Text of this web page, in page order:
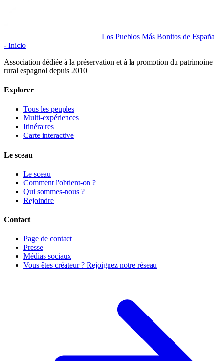
Los Pueblos Más Bonitos de España
- Inicio
Association dédiée à la préservation et à la promotion du patrimoine
rural espagnol depuis 2010.
Explorer
Tous les peuples
Multi-expériences
Itinéraires
Carte interactive
Le sceau
Le sceau
Comment l'obtient-on ?
Qui sommes-nous ?
Rejoindre
Contact
Page de contact
Presse
Médias sociaux
Vous êtes créateur ? Rejoignez notre réseau